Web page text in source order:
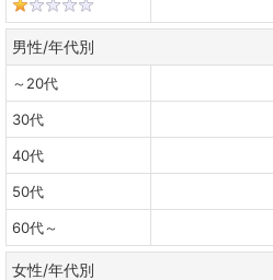
男性/年代別
～20代
30代
40代
50代
60代～
女性/年代別